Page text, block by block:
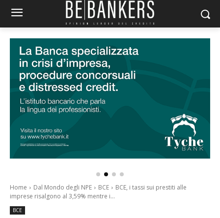
Home Dal Mondo degli NPE BCE
BCE, i tassi sui prestiti alle
imprese risalgono al 3,59% mentre i...
BCE